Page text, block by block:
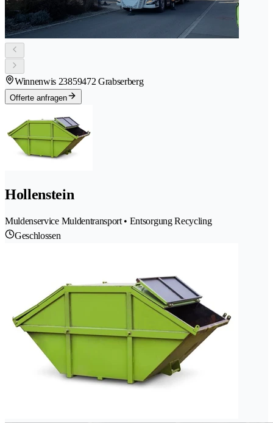
Winnenwis 23859472 Grabserberg
Offerte anfragen
Hollenstein
Muldenservice Muldentransport • Entsorgung Recycling
Geschlossen